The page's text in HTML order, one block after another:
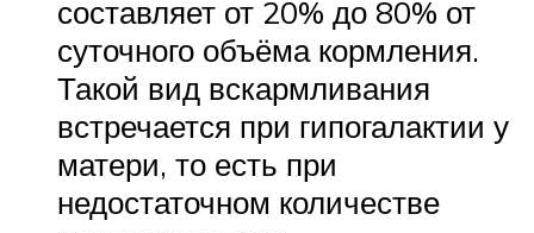
составляет от 20% до 80% от
суточного объёма кормления.
Такой вид вскармливания
встречается при гипогалактии у
матери, то есть при
недостаточном количестве